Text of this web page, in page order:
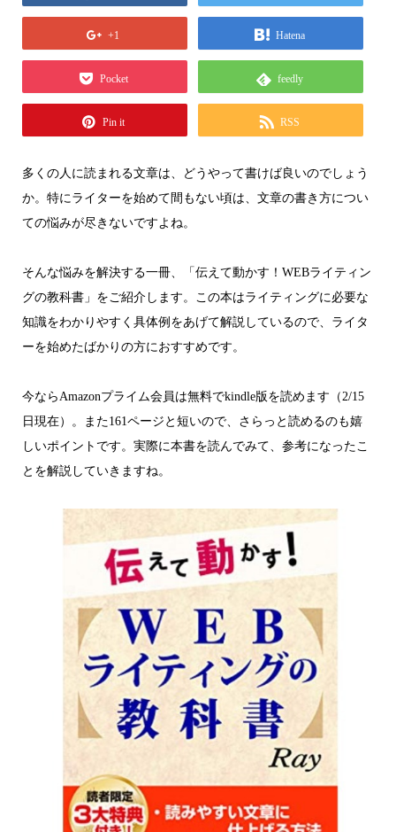
+1 Hatena
Pocket feedly
Pin it RSS
多くの人に読まれる文章は、どうやって書けば良いのでしょう
か。特にライターを始めて間もない頃は、文章の書き方につい
ての悩みが尽きないですよね。
そんな悩みを解決する一冊、「伝えて動かす！WEBライティン
グの教科書」をご紹介します。この本はライティングに必要な
知識をわかりやすく具体例をあげて解説しているので、ライタ
ーを始めたばかりの方におすすめです。
今ならAmazonプライム会員は無料でkindle版を読めます（2/15
日現在）。また161ページと短いので、さらっと読めるのも嬉
しいポイントです。実際に本書を読んでみて、参考になったこ
とを解説していきますね。